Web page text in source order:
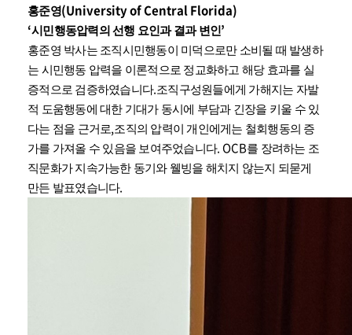
홍준영(University of Central Florida)
‘시민행동압력의 선행 요인과 결과 변인’
홍준영 박사는 조직시민행동이 미덕으로만 소비될 때 발생하
는 시민행동 압력을 이론적으로 정교화하고 해당 효과를 실
증적으로 검증하였습니다.조직구성원들에게 가해지는 자발
적 도움행동에 대한 기대가 동시에 부담과 긴장을 키울 수 있
다는 점을 근거로,조직의 압력이 개인에게는 철회행동의 증
가를 가져올 수 있음을 보여주었습니다.OCB를 장려하는 조
직문화가 지속가능한 동기와 웰빙을 해치지 않는지 되묻게
만든 발표였습니다.